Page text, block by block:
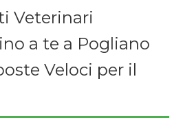
Veterinari
a te a Pogliano
Veloci per il